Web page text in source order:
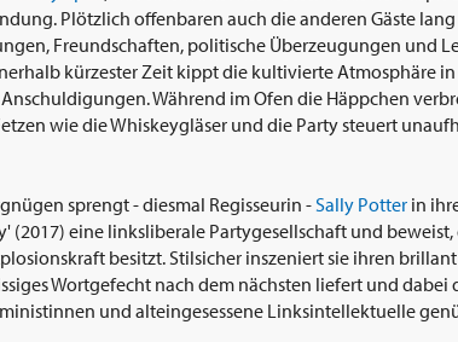
Plötzlich offenbaren auch die anderen Gäste
Freundschaften, politische Überzeugungen und
kürzester Zeit kippt die kultivierte Atmosphäre
Während im Ofen die Häppchen
wie die Whiskeygläser und die Party steuert
sprengt - diesmal Regisseurin -Sally Potter in
(2017) eine linksliberale Partygesellschaft und
besitzt. Stilsicher inszeniert sie ihren
Wortgefecht nach dem nächsten liefert und
und alteingesessene Linksintellektuelle